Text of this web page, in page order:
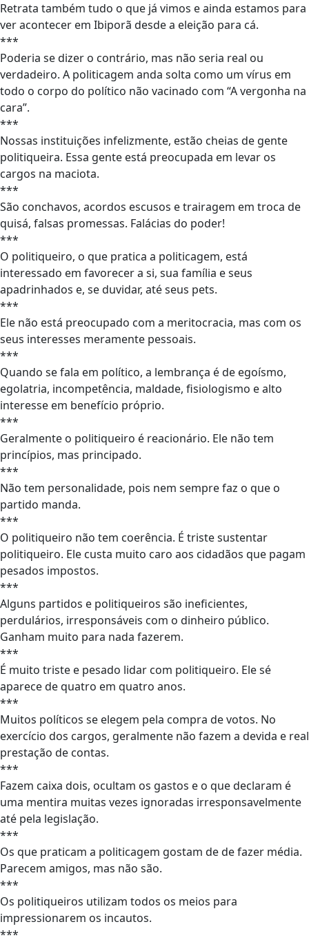
Retrata também tudo o que já vimos e ainda estamos para
ver acontecer em Ibiporã desde a eleição para cá.
***
Poderia se dizer o contrário, mas não seria real ou
verdadeiro. A politicagem anda solta como um vírus em
todo o corpo do político não vacinado com “A vergonha na
cara”.
***
Nossas instituições infelizmente, estão cheias de gente
politiqueira. Essa gente está preocupada em levar os
cargos na maciota.
***
São conchavos, acordos escusos e trairagem em troca de
quisá, falsas promessas. Falácias do poder!
***
O politiqueiro, o que pratica a politicagem, está
interessado em favorecer a si, sua família e seus
apadrinhados e, se duvidar, até seus pets.
***
Ele não está preocupado com a meritocracia, mas com os
seus interesses meramente pessoais.
***
Quando se fala em político, a lembrança é de egoísmo,
egolatria, incompetência, maldade, fisiologismo e alto
interesse em benefício próprio.
***
Geralmente o politiqueiro é reacionário. Ele não tem
princípios, mas principado.
***
Não tem personalidade, pois nem sempre faz o que o
partido manda.
***
O politiqueiro não tem coerência. É triste sustentar
politiqueiro. Ele custa muito caro aos cidadãos que pagam
pesados impostos.
***
Alguns partidos e politiqueiros são ineficientes,
perdulários, irresponsáveis com o dinheiro público.
Ganham muito para nada fazerem.
***
É muito triste e pesado lidar com politiqueiro. Ele sé
aparece de quatro em quatro anos.
***
Muitos políticos se elegem pela compra de votos. No
exercício dos cargos, geralmente não fazem a devida e real
prestação de contas.
***
Fazem caixa dois, ocultam os gastos e o que declaram é
uma mentira muitas vezes ignoradas irresponsavelmente
até pela legislação.
***
Os que praticam a politicagem gostam de de fazer média.
Parecem amigos, mas não são.
***
Os politiqueiros utilizam todos os meios para
impressionarem os incautos.
***